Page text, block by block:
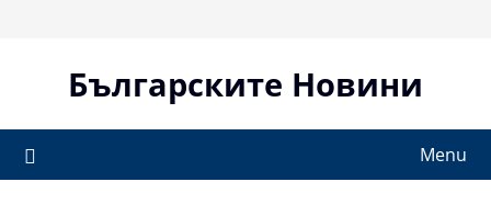
Българските Новини
Menu